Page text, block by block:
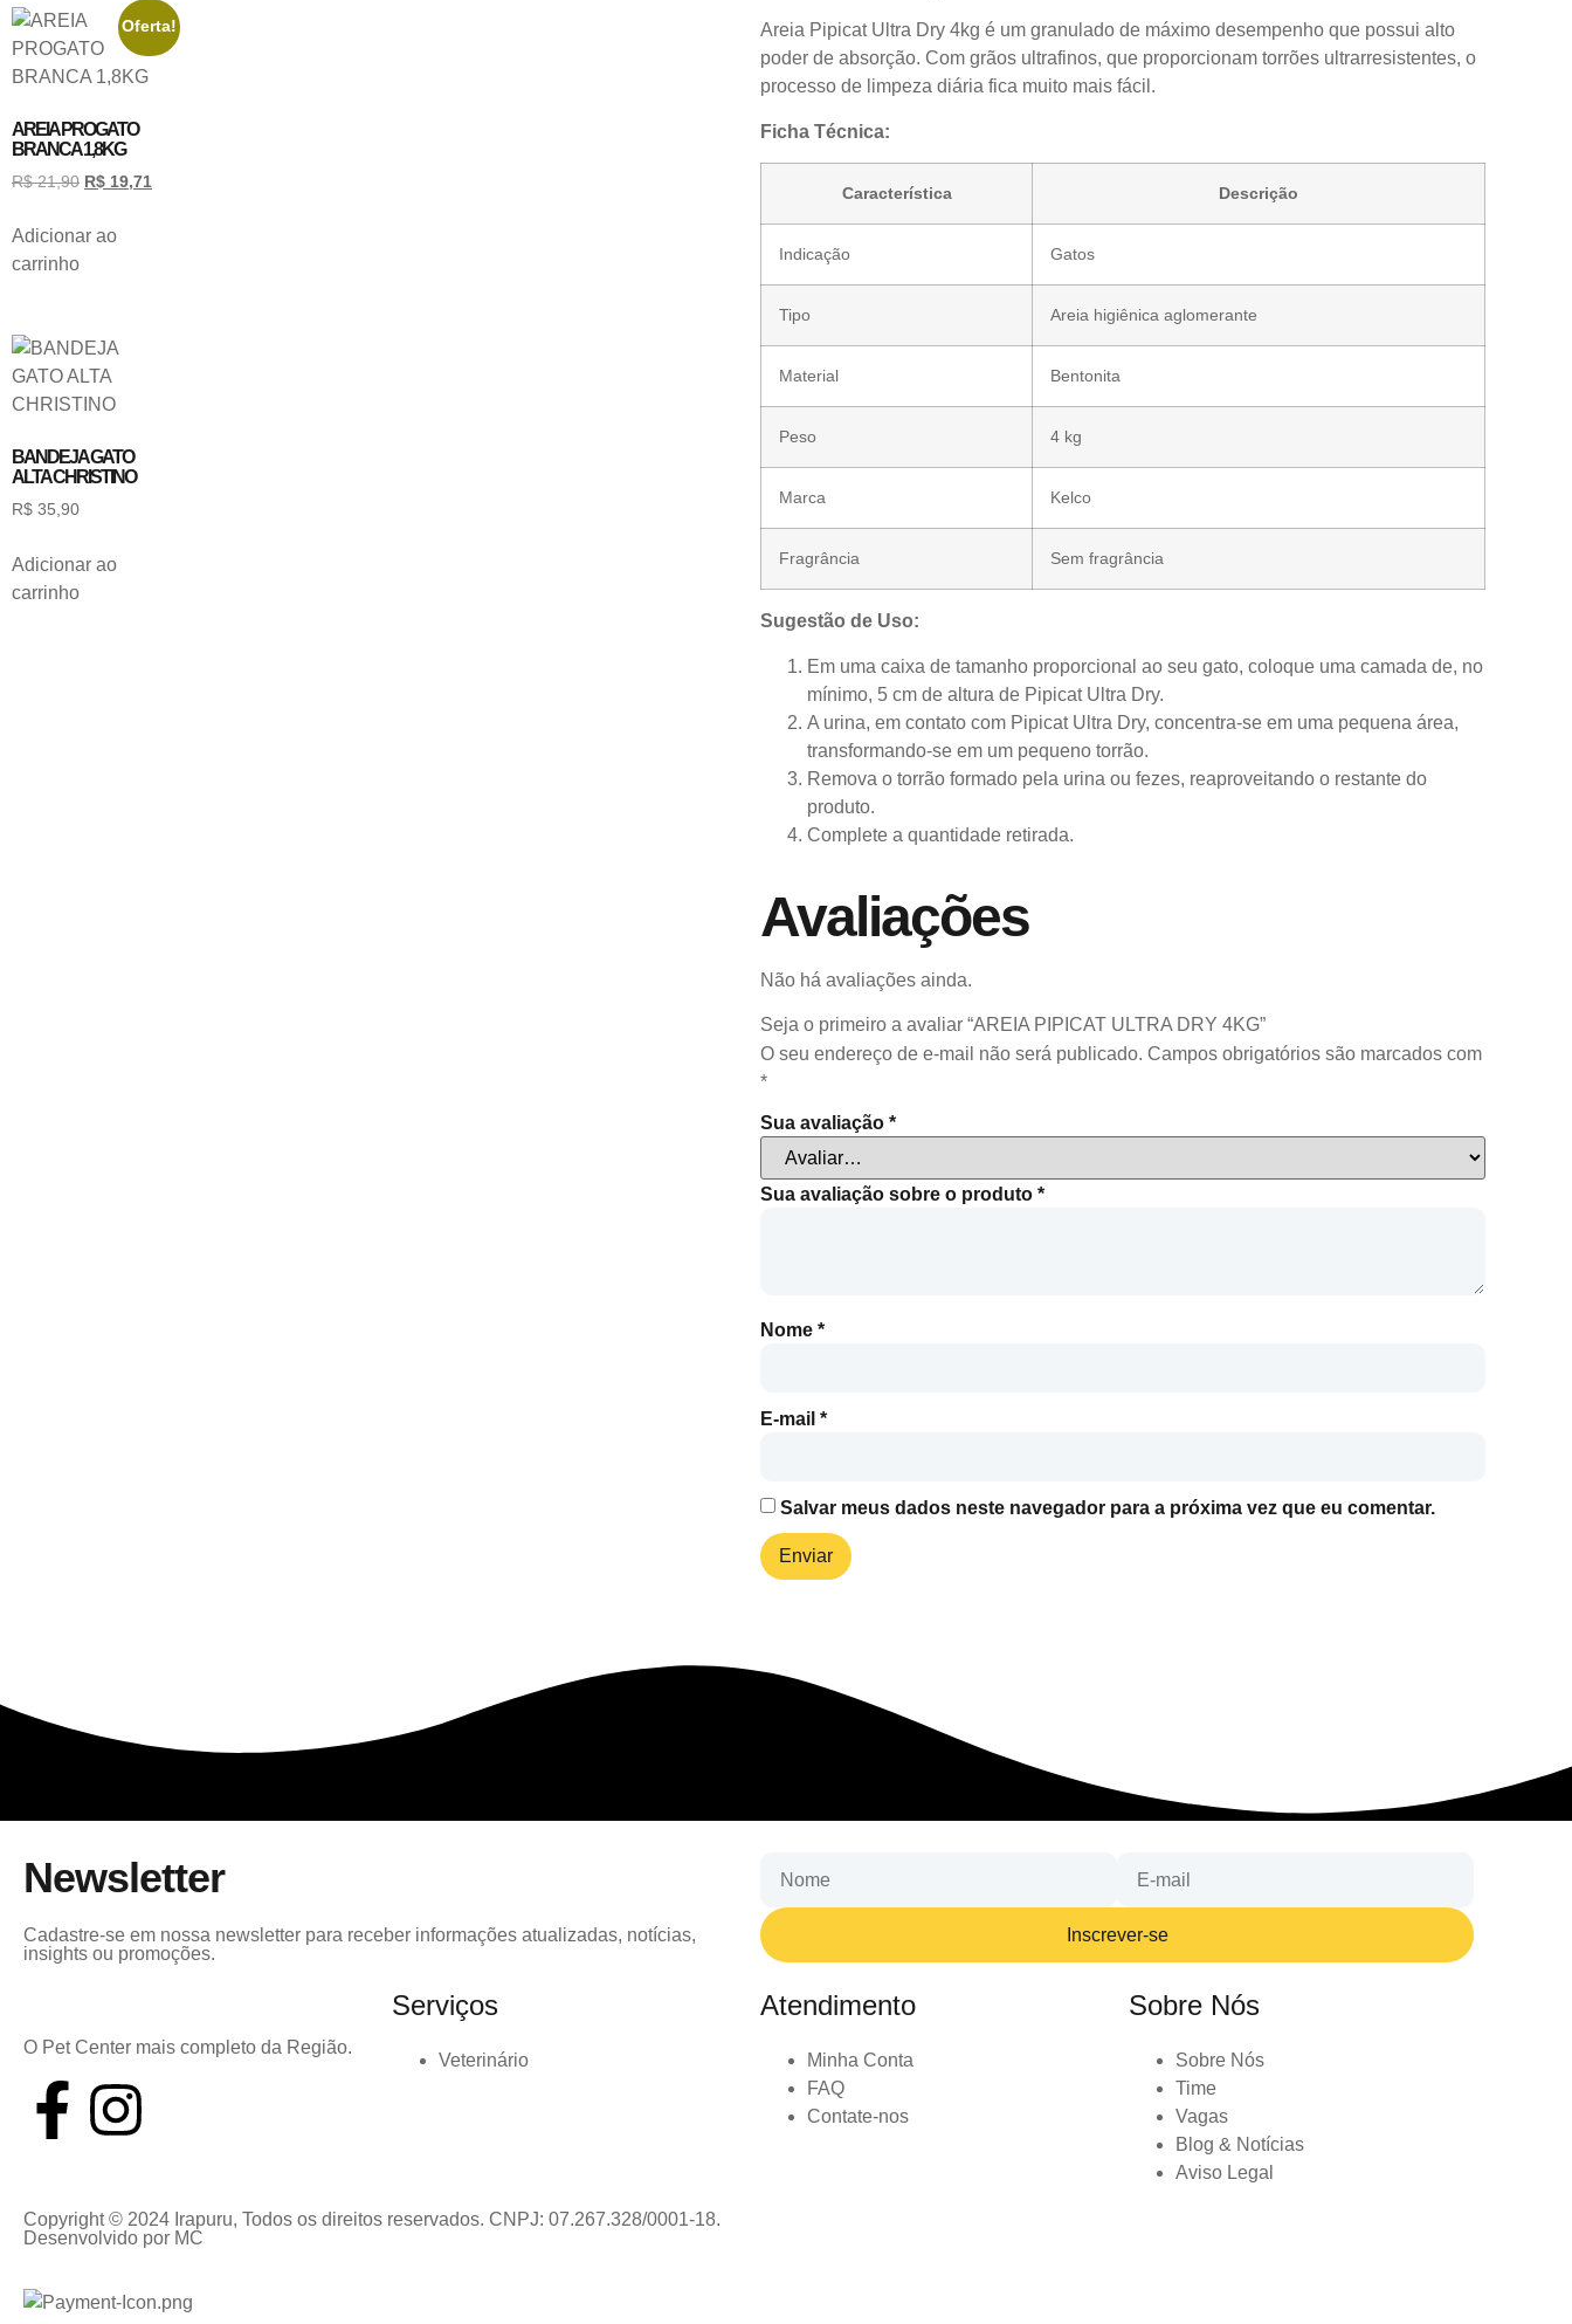
Oferta!
AREIA PROGATO
BRANCA 1,8KG
R$21,90 R$ 19,71
Adicionar ao
carrinho
BANDEJA GATO
ALTA CHRISTINO
R$ 35,90
Adicionar ao
carrinho
Areia Pipicat Ultra Dry 4kg é um granulado de máximo desempenho que possui alto
poder de absorção. Com grãos ultrafinos, que proporcionam torrões ultrarresistentes, o
processo de limpeza diária fica muito mais fácil.
Ficha Técnica:
Característica Descrição
Indicação Gatos
Tipo Areia higiênica aglomerante
Material Bentonita
Peso 4 kg
Marca Kelco
Fragrância Sem fragrância
Sugestão de Uso:
Em uma caixa de tamanho proporcional ao seu gato, coloque uma camada de, no
mínimo, 5 cm de altura de Pipicat Ultra Dry.
A urina, em contato com Pipicat Ultra Dry, concentra-se em uma pequena área,
transformando-se em um pequeno torrão.
Remova o torrão formado pela urina ou fezes, reaproveitando o restante do
produto.
Complete a quantidade retirada.
Avaliações
Não há avaliações ainda.
Seja o primeiro a avaliar “AREIA PIPICAT ULTRA DRY 4KG”
O seu endereço de e-mail não será publicado. Campos obrigatórios são marcados com
*
Sua avaliação *
Sua avaliação sobre o produto *
Nome *
E-mail *
Salvar meus dados neste navegador para a próxima vez que eu comentar.
Newsletter
Cadastre-se em nossa newsletter para receber informações atualizadas, notícias,
insights ou promoções.
Inscrever-se
O Pet Center mais completo da Região.
Serviços
Veterinário
Atendimento
Minha Conta
FAQ
Contate-nos
Sobre Nós
Sobre Nós
Time
Vagas
Blog & Notícias
Aviso Legal
Copyright © 2024 Irapuru, Todos os direitos reservados. CNPJ: 07.267.328/0001-18.
Desenvolvido por MC